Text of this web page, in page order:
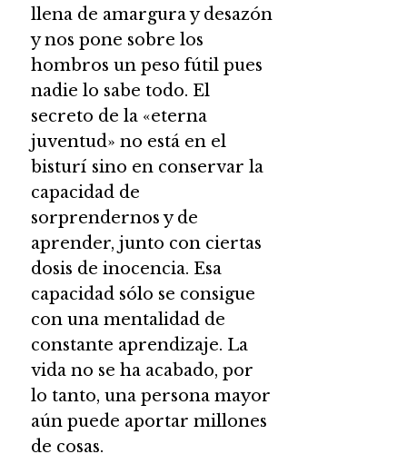
llena de amargura y desazón
y nos pone sobre los
hombros un peso fútil pues
nadie lo sabe todo. El
secreto de la «eterna
juventud» no está en el
bisturí sino en conservar la
capacidad de
sorprendernos y de
aprender, junto con ciertas
dosis de inocencia. Esa
capacidad sólo se consigue
con una mentalidad de
constante aprendizaje. La
vida no se ha acabado, por
lo tanto, una persona mayor
aún puede aportar millones
de cosas.